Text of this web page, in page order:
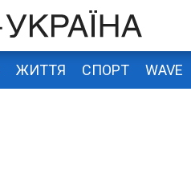
ЖИТТЯ СПОРТ WAVE